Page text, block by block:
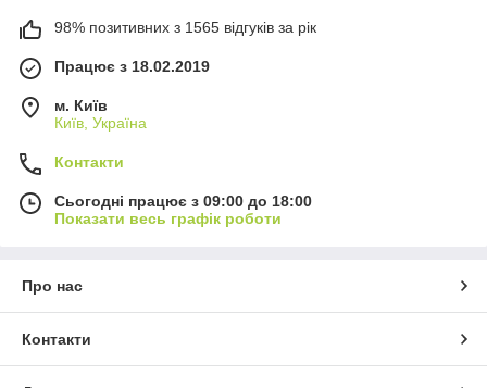
98% позитивних з 1565 відгуків за рік
Працює з 18.02.2019
м. Київ
Київ, Україна
Контакти
Сьогодні працює з 09:00 до 18:00
Показати весь графік роботи
Про нас
Контакти